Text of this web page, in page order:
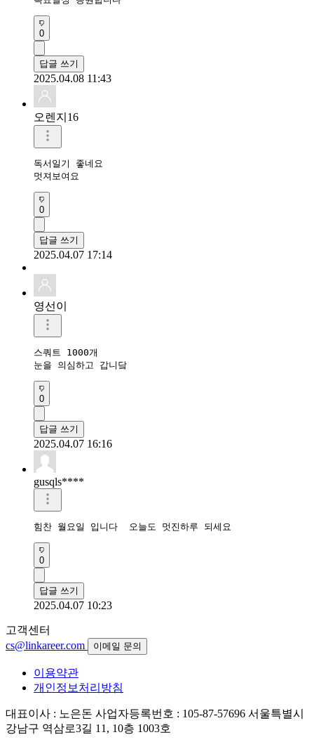
0
답글 쓰기
2025.04.08 11:43
오렌지16
독서일기 좋네요
멋져보여요
0
답글 쓰기
2025.04.07 17:14
영선이
스쿼트 1000개
눈을 의심하고 갑니닼
0
답글 쓰기
2025.04.07 16:16
gusqls****
힘찬 월요일 입니다  오늘도 멋진하루 되세요
0
답글 쓰기
2025.04.07 10:23
고객센터
cs@linkareer.com
이메일 문의
이용약관
개인정보처리방침
대표이사 : 노은돈 사업자등록번호 : 105-87-57696 서울특별시
강남구 역삼로3길 11, 10층 1003호